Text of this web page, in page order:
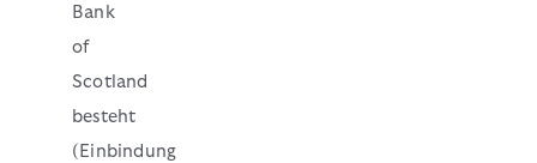
Bank
of
Scotland
besteht
(Einbindung